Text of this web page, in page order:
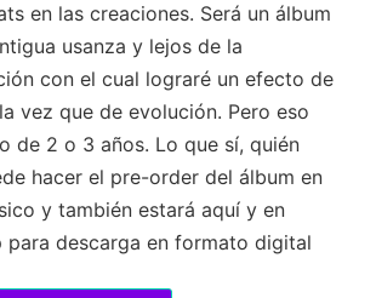
en las creaciones. Será un álbum
usanza y lejos de la
con el cual lograré un efecto de
vez que de evolución. Pero eso
de 2 o 3 años. Lo que sí, quién
hacer el pre-order del álbum en
y también estará aquí y en
para descarga en formato digital